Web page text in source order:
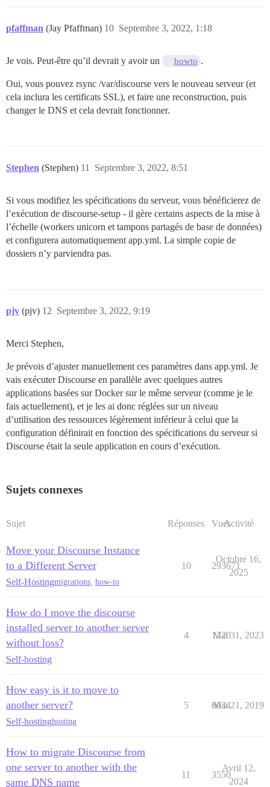
pfaffman (Jay Pfaffman) Septembre 3, 2022, 1:18
10
Je vois. Peut-être qu’il devrait y avoir un howto .
Oui, vous pouvez rsync /var/discourse vers le nouveau serveur (et
cela inclura les certificats SSL), et faire une reconstruction, puis
changer le DNS et cela devrait fonctionner.
Stephen (Stephen) Septembre 3, 2022, 8:51
11
Si vous modifiez les spécifications du serveur, vous bénéficierez de
l’exécution de discourse-setup - il gère certains aspects de la mise à
l’échelle (workers unicorn et tampons partagés de base de données)
et configurera automatiquement app.yml. La simple copie de
dossiers n’y parviendra pas.
pjv (pjv) Septembre 3, 2022, 9:19
12
Merci Stephen,
Je prévois d’ajuster manuellement ces paramètres dans app.yml. Je
vais exécuter Discourse en parallèle avec quelques autres
applications basées sur Docker sur le même serveur (comme je le
fais actuellement), et je les ai donc réglées sur un niveau
d’utilisation des ressources légèrement inférieur à celui que la
configuration définirait en fonction des spécifications du serveur si
Discourse était la seule application en cours d’exécution.
Sujets connexes
Sujet Réponses VuesActivité
Move your Discourse Instance
to a Different Server
Self-Hostingmigrations, how-to
10 293671
Octobre 16,
2025
How do I move the discourse
installed server to another server
without loss?
Self-hosting
4 1220
Mai 31, 2023
How easy is it to move to
another server?
Self-hostinghosting
5 6034
Mai 21, 2019
How to migrate Discourse from
one server to another with the
same DNS name
11 3550
Avril 12,
2024